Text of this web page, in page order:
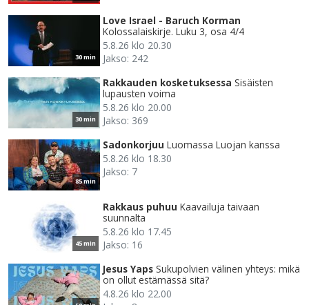
30 min
Love Israel - Baruch Korman
Kolossalaiskirje. Luku 3, osa 4/4
5.8.26 klo 20.30
Jakso: 242
30 min
Rakkauden kosketuksessa Sisäisten
lupausten voima
5.8.26 klo 20.00
Jakso: 369
85 min
Sadonkorjuu Luomassa Luojan kanssa
5.8.26 klo 18.30
Jakso: 7
45 min
Rakkaus puhuu Kaavailuja taivaan
suunnalta
5.8.26 klo 17.45
Jakso: 16
Jesus Yaps Sukupolvien välinen yhteys: mikä
on ollut estämässä sitä?
4.8.26 klo 22.00